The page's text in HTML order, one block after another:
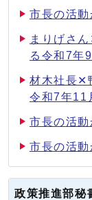
市長の活
まりげさ
る令和7年9
材木社長✕
令和7年11
市長の活
市長の活
政策推進部秘